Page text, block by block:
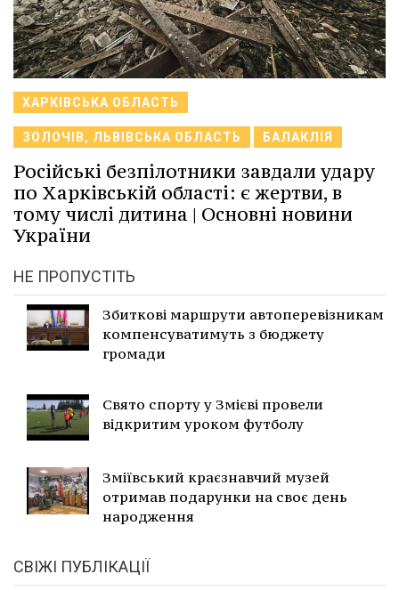
ХАРКІВСЬКА ОБЛАСТЬ
ЗОЛОЧІВ, ЛЬВІВСЬКА ОБЛАСТЬ БАЛАКЛІЯ
Російські безпілотники завдали удару
по Харківській області: є жертви, в
тому числі дитина | Основні новини
України
НЕ ПРОПУСТІТЬ
Збиткові маршрути автоперевізникам
компенсуватимуть з бюджету
громади
Свято спорту у Змієві провели
відкритим уроком футболу
Зміївський краєзнавчий музей
отримав подарунки на своє день
народження
СВІЖІ ПУБЛІКАЦІЇ